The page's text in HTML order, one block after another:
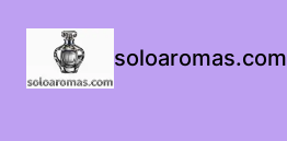
soloaromas.com